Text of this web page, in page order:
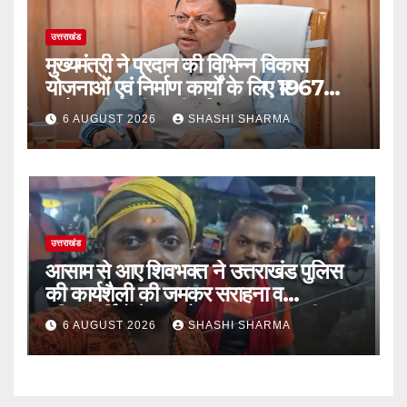
उत्तराखंड
मुख्यमंत्री ने प्रदान की विभिन्न विकास
योजनाओं एवं निर्माण कार्यों के लिए ₹1967
करोड़ की वित्तीय स्वीकृति
6 AUGUST 2026 SHASHI SHARMA
उत्तराखंड
आसाम से आए शिवभक्त ने उत्तराखंड पुलिस
की कार्यशैली की जमकर सराहना व
पुलिसकर्मियों के सहयोगात्मक व्यवहार की
खुलकर प्रशंसा
6 AUGUST 2026 SHASHI SHARMA